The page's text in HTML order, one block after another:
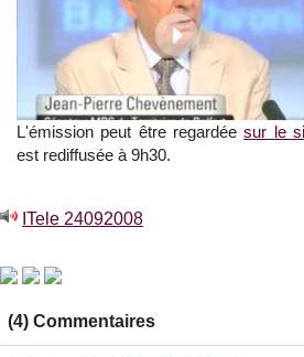
L'émission peut être regardéesur le
est rediffusée à 9h30.
ITele 24092008
(4) Commentaires